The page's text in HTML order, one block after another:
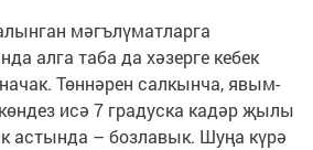
мәгълүматларга
алга таба да хәзерге кебек
Төннәрен салкынча, явым-
исә 7 градуска кадәр җылы
астында – бозлавык. Шуңа күрә